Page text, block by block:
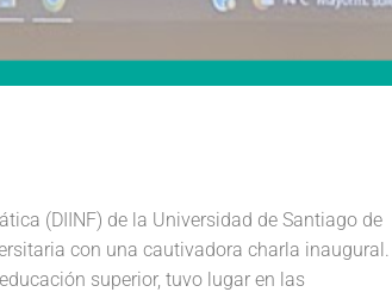
(DIINF) de la Universidad de Santiago de
con una cautivadora charla inaugural.
superior, tuvo lugar en las